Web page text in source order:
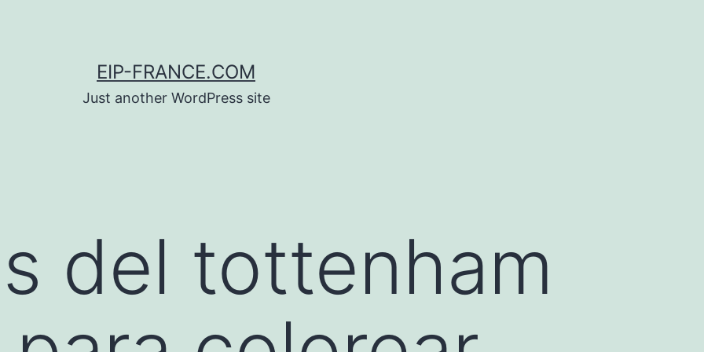
EIP-FRANCE.COM
Just another WordPress site
del tottenham